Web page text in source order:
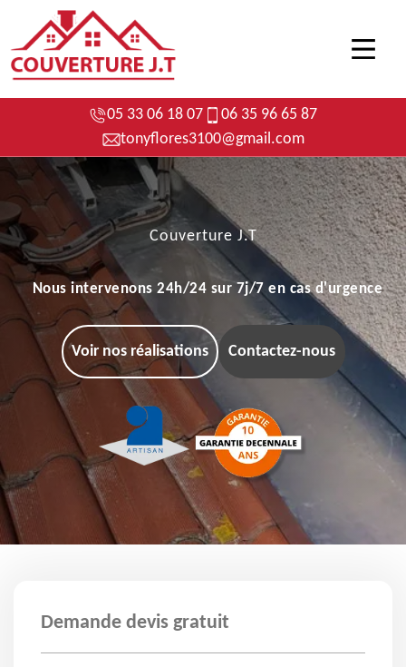
05 33 06 18 07
06 35 96 65 87
tonyflores3100@gmail.com
Couverture J.T
Nous intervenons 24h/24 sur 7j/7 en cas d'urgence
Voir nos réalisations Contactez-nous
Demande devis gratuit